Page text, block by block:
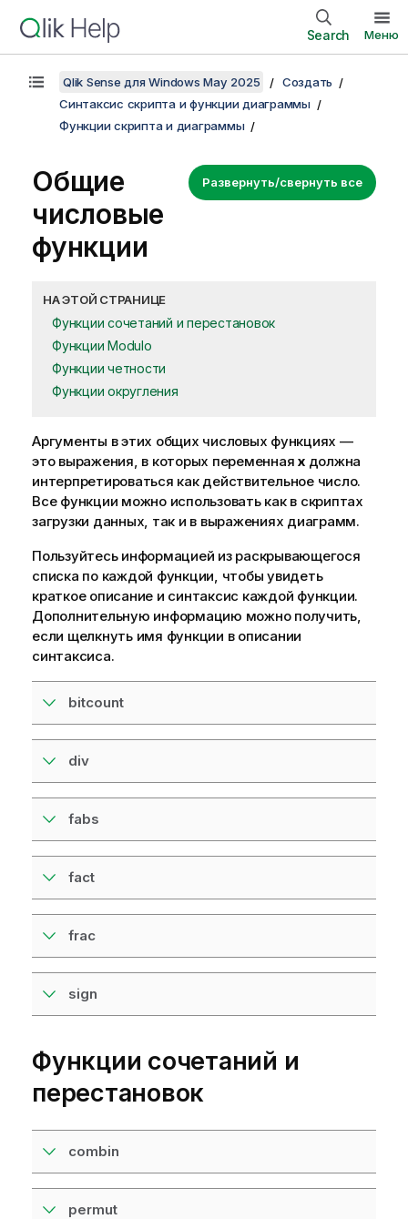
Search Меню
Qlik Sense для Windows May 2025
Создать
Синтаксис скрипта и функции диаграммы
Функции скрипта и диаграммы
Развернуть/свернуть все
Общие
числовые
функции
НА ЭТОЙ СТРАНИЦЕ
Функции сочетаний и перестановок
Функции Modulo
Функции четности
Функции округления
Аргументы в этих общих числовых функциях —
это выражения, в которых переменная xдолжна
интерпретироваться как действительное число.
Все функции можно использовать как в скриптах
загрузки данных, так и в выражениях диаграмм.
Пользуйтесь информацией из раскрывающегося
списка по каждой функции, чтобы увидеть
краткое описание и синтаксис каждой функции.
Дополнительную информацию можно получить,
если щелкнуть имя функции в описании
синтаксиса.
bitcount
div
fabs
fact
frac
sign
Функции сочетаний и
перестановок
combin
permut